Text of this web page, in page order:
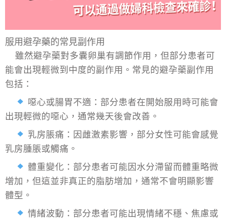
服用避孕藥的常見副作用
雖然避孕藥對多囊卵巢有調節作用，但部分患者可
能會出現輕微到中度的副作用。常見的避孕藥副作用
包括：
噁心或腸胃不適：部分患者在開始服用時可能會
出現輕微的噁心，通常幾天後會改善。
乳房脹痛：因雌激素影響，部分女性可能會感覺
乳房腫脹或觸痛。
體重變化：部分患者可能因水分滯留而體重略微
增加，但這並非真正的脂肪增加，通常不會明顯影響
體型。
情緒波動：部分患者可能出現情緒不穩、焦慮或